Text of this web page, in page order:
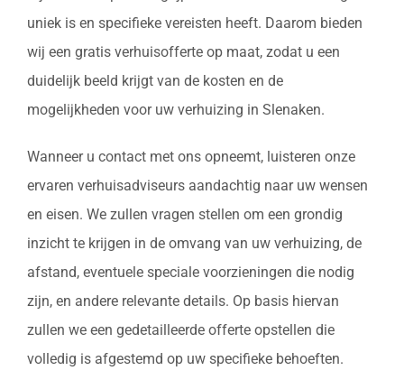
uniek is en specifieke vereisten heeft. Daarom bieden
wij een gratis verhuisofferte op maat, zodat u een
duidelijk beeld krijgt van de kosten en de
mogelijkheden voor uw verhuizing in Slenaken.
Wanneer u contact met ons opneemt, luisteren onze
ervaren verhuisadviseurs aandachtig naar uw wensen
en eisen. We zullen vragen stellen om een grondig
inzicht te krijgen in de omvang van uw verhuizing, de
afstand, eventuele speciale voorzieningen die nodig
zijn, en andere relevante details. Op basis hiervan
zullen we een gedetailleerde offerte opstellen die
volledig is afgestemd op uw specifieke behoeften.